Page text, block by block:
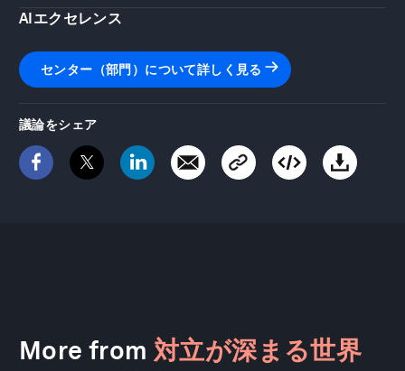
AIエクセレンス
センター（部門）について詳しく見る
議論をシェア
More from 対立が深まる世界